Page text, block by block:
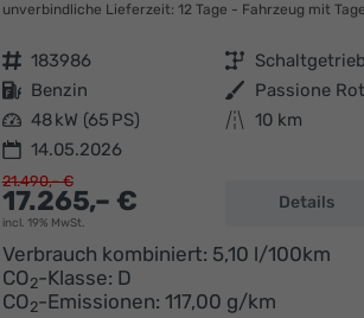
unverbindliche Lieferzeit: 12 Tage Fahrzeug mit
Fahrzeugnr. 183986 Getriebe
Kraftstoff Benzin Außenfarbe Passione Rot
Leistung 48 kW (65 PS) Kilometerstand 10 km
14.05.2026
17.265,– €
incl. 19% MwSt.
21.490,– €
Details
Verbrauch kombiniert: 5,10 l/100km
CO2-Klasse: D
CO2-Emissionen: 117,00 g/km